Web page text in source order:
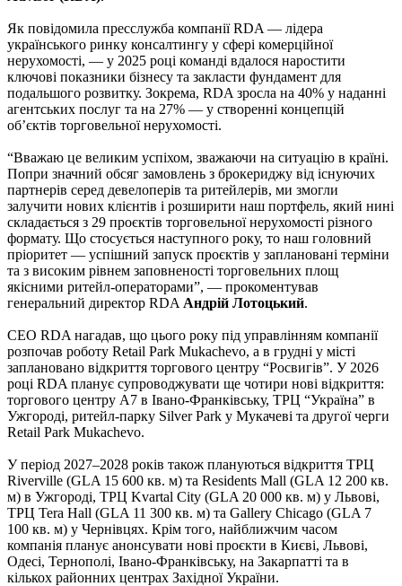
Як повідомила пресслужба компанії RDA — лідера
українського ринку консалтингу у сфері комерційної
нерухомості, — у 2025 році команді вдалося наростити
ключові показники бізнесу та закласти фундамент для
подальшого розвитку. Зокрема, RDA зросла на 40% у наданні
агентських послуг та на 27% — у створенні концепцій
об’єктів торговельної нерухомості.
“Вважаю це великим успіхом, зважаючи на ситуацію в країні.
Попри значний обсяг замовлень з брокериджу від існуючих
партнерів серед девелоперів та ритейлерів, ми змогли
залучити нових клієнтів і розширити наш портфель, який нині
складається з 29 проєктів торговельної нерухомості різного
формату. Що стосується наступного року, то наш головний
пріоритет — успішний запуск проєктів у заплановані терміни
та з високим рівнем заповненості торговельних площ
якісними ритейл-операторами”, — прокоментував
генеральний директор RDA Андрій Лотоцький.
СЕО RDA нагадав, що цього року під управлінням компанії
розпочав роботу Retail Park Mukachevo, а в грудні у місті
заплановано відкриття торгового центру “Росвигів”. У 2026
році RDA планує супроводжувати ще чотири нові відкриття:
торгового центру A7 в Івано-Франківську, ТРЦ “Україна” в
Ужгороді, ритейл-парку Silver Park у Мукачеві та другої черги
Retail Park Mukachevo.
У період 2027–2028 років також плануються відкриття ТРЦ
Riverville (GLA 15 600 кв. м) та Residents Mall (GLA 12 200 кв.
м) в Ужгороді, ТРЦ Kvartal City (GLA 20 000 кв. м) у Львові,
ТРЦ Tera Hall (GLA 11 300 кв. м) та Gallery Chicago (GLA 7
100 кв. м) у Чернівцях. Крім того, найближчим часом
компанія планує анонсувати нові проєкти в Києві, Львові,
Одесі, Тернополі, Івано-Франківську, на Закарпатті та в
кількох районних центрах Західної України.